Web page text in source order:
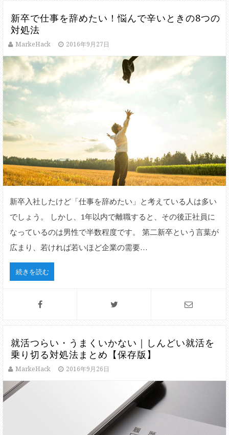
新卒で仕事を辞めたい！悩んで辛いときの8つの
対処法
MarkeHack 2016年9月27日
新卒入社したけど「仕事を辞めたい」と考えている人は多い
でしょう。 しかし、1年以内で離職すると、その後正社員に
なっているのは男性で半数程度です。 第二新卒という言葉が
広まり、若ければ若いほど企業の需要…
続きを読む
就活つらい・うまくいかない｜しんどい就活を
乗り切る対処法まとめ【保存版】
MarkeHack 2016年9月26日